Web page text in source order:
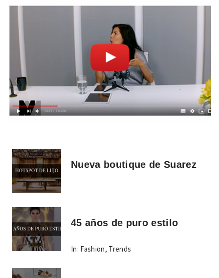
Nueva boutique de Suarez
45 años de puro estilo
In: Fashion, Trends